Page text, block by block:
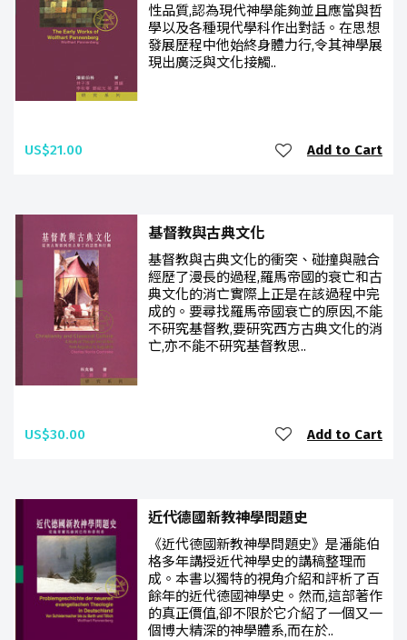
性品質,認為現代神學能夠並且應當與哲
學以及各種現代學科作出對話。在思想
發展歷程中他始終身體力行,令其神學展
現出廣泛與文化接觸..
US$21.00 Add to Cart
基督教與古典文化
基督教與古典文化的衝突、碰撞與融合
經歷了漫長的過程,羅馬帝國的衰亡和古
典文化的消亡實際上正是在該過程中完
成的。要尋找羅馬帝國衰亡的原因,不能
不研究基督教,要研究西方古典文化的消
亡,亦不能不研究基督教思..
US$30.00 Add to Cart
近代德國新教神學問題史
《近代德國新教神學問題史》是潘能伯
格多年講授近代神學史的講稿整理而
成。本書以獨特的視角介紹和評析了百
餘年的近代德國神學史。然而,這部著作
的真正價值,卻不限於它介紹了一個又一
個博大精深的神學體系,而在於..